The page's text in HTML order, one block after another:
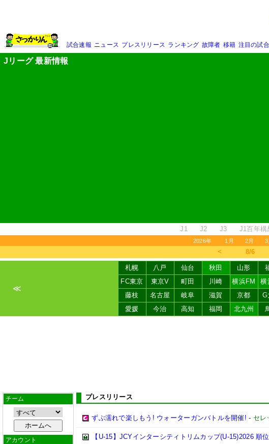
試合速報 ニュース プレスリリース ランキング 故障者 移籍 注目の試合
Jリーグ 最新情報
J1 J2 J3 J1百年構
2026年 1月 2月 3
＜ 8/6
≪
札幌 八戸 仙台 秋田 山形
FC東京
東京V 町田 川崎 横浜FM 横
藤枝
名古屋 岐阜 滋賀 京都 G
愛媛
今治 高知 福岡 北九州
チーム
アカウント
プレスリリース
ずぶ濡れで楽しもう! ウォーターガンバトルを開催! - セレ
【U-15】JCYインターシティトリムカップ(U-15)2026 順